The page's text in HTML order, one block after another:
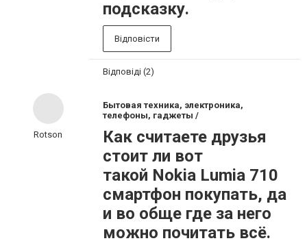
подсказку.
Відповісти
Відповіді (2)
Rotson
Бытовая техника, электроника,
телефоны, гаджеты /
Как считаете друзья
стоит ли вот
такой Nokia Lumia 710
смартфон покупать, да
и во обще где за него
можно почитать всё.